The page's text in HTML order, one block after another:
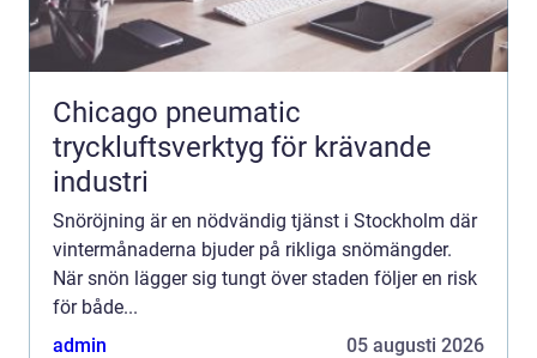
Chicago pneumatic
tryckluftsverktyg för krävande
industri
Snöröjning är en nödvändig tjänst i Stockholm där
vintermånaderna bjuder på rikliga snömängder.
När snön lägger sig tungt över staden följer en risk
för både...
admin
05 augusti 2026